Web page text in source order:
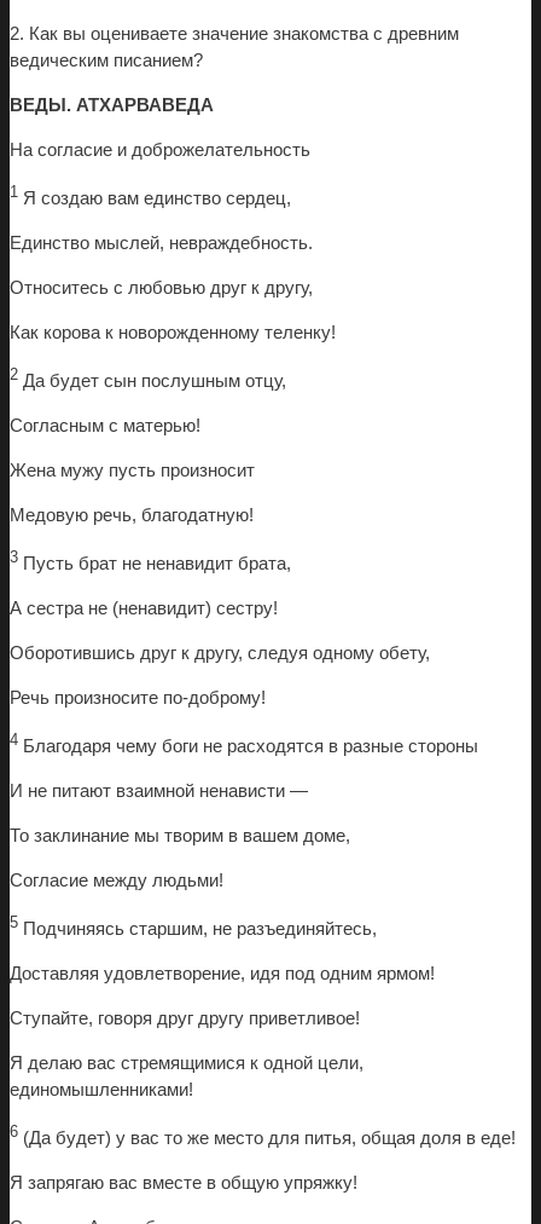
2. Как вы оцениваете значение знакомства с древним
ведическим писанием?
ВЕДЫ. АТХАРВАВЕДА
На согласие и доброжелательность
1 Я создаю вам единство сердец,
Единство мыслей, невраждебность.
Относитесь с любовью друг к другу,
Как корова к новорожденному теленку!
2 Да будет сын послушным отцу,
Согласным с матерью!
Жена мужу пусть произносит
Медовую речь, благодатную!
3 Пусть брат не ненавидит брата,
А сестра не (ненавидит) сестру!
Оборотившись друг к другу, следуя одному обету,
Речь произносите по-доброму!
4 Благодаря чему боги не расходятся в разные стороны
И не питают взаимной ненависти —
То заклинание мы творим в вашем доме,
Согласие между людьми!
5 Подчиняясь старшим, не разъединяйтесь,
Доставляя удовлетворение, идя под одним ярмом!
Ступайте, говоря друг другу приветливое!
Я делаю вас стремящимися к одной цели,
единомышленниками!
6 (Да будет) у вас то же место для питья, общая доля в еде!
Я запрягаю вас вместе в общую упряжку!